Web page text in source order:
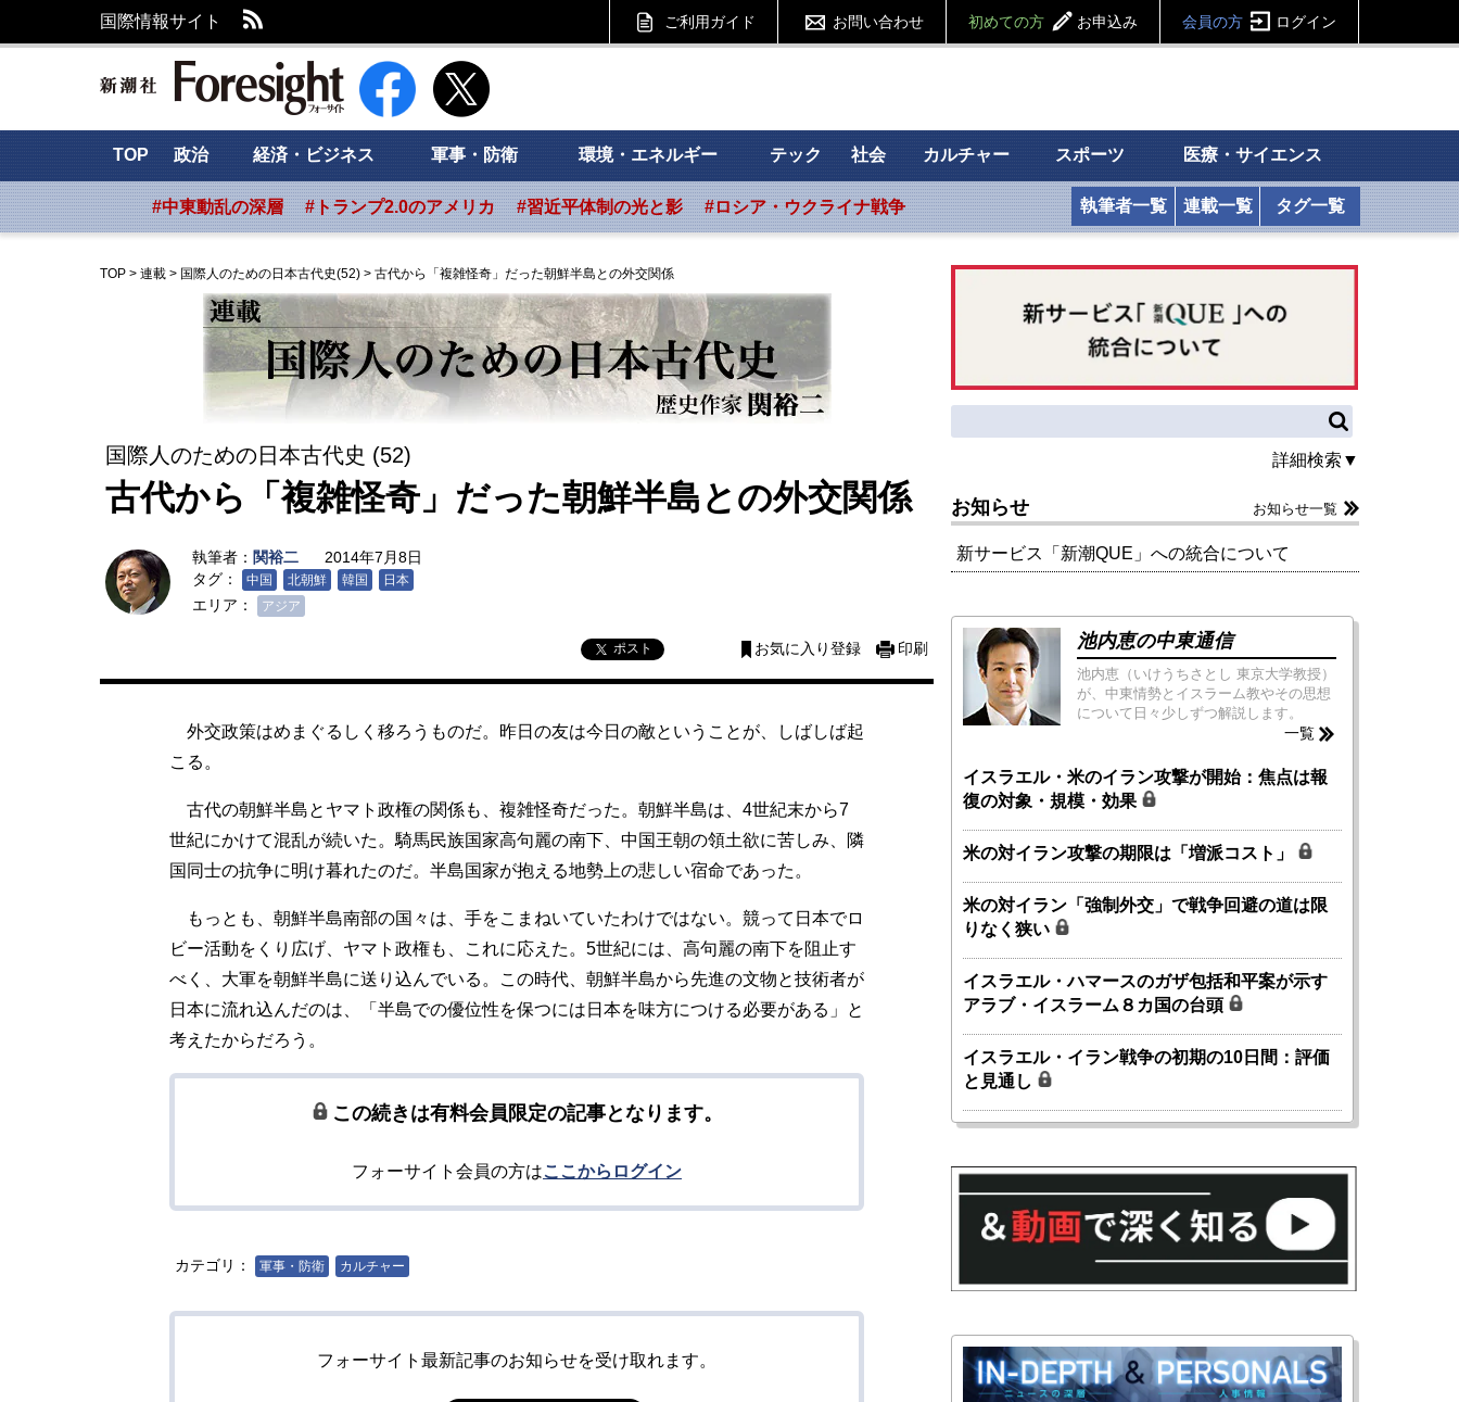
国際情報サイト ご利用ガイド お問い合わせ 初めての方 お申込み 会員の方 ログイン
新潮社 Foresight フォーサイト
TOP 政治 経済・ビジネス 軍事・防衛 環境・エネルギー テック 社会 カルチャー スポーツ 医療・サイエンス
#中東動乱の深層 #トランプ2.0のアメリカ #習近平体制の光と影 #ロシア・ウクライナ戦争 執筆者一覧 連載一覧 タグ一覧
TOP > 連載 > 国際人のための日本古代史(52) > 古代から「複雑怪奇」だった朝鮮半島との外交関係
国際人のための日本古代史 (52)
古代から「複雑怪奇」だった朝鮮半島との外交関係
執筆者： 関裕二
2014年7月8日
タグ：
中国 北朝鮮 韓国 日本
エリア： アジア
ポスト お気に入り登録 印刷
外交政策はめまぐるしく移ろうものだ。昨日の友は今日の敵ということが、しばしば起
こる。
古代の朝鮮半島とヤマト政権の関係も、複雑怪奇だった。朝鮮半島は、4世紀末から7
世紀にかけて混乱が続いた。騎馬民族国家高句麗の南下、中国王朝の領土欲に苦しみ、隣
国同士の抗争に明け暮れたのだ。半島国家が抱える地勢上の悲しい宿命であった。
もっとも、朝鮮半島南部の国々は、手をこまねいていたわけではない。競って日本でロ
ビー活動をくり広げ、ヤマト政権も、これに応えた。5世紀には、高句麗の南下を阻止す
べく、大軍を朝鮮半島に送り込んでいる。この時代、朝鮮半島から先進の文物と技術者が
日本に流れ込んだのは、「半島での優位性を保つには日本を味方につける必要がある」と
考えたからだろう。
この続きは有料会員限定の記事となります。
フォーサイト会員の方はここからログイン
カテゴリ： 軍事・防衛 カルチャー
フォーサイト最新記事のお知らせを受け取れます。
詳細検索▼
お知らせ お知らせ一覧
新サービス「新潮QUE」への統合について
池内恵の中東通信
池内恵（いけうちさとし 東京大学教授）
が、中東情勢とイスラーム教やその思想
について日々少しずつ解説します。
一覧
イスラエル・米のイラン攻撃が開始：焦点は報
復の対象・規模・効果
米の対イラン攻撃の期限は「増派コスト」
米の対イラン「強制外交」で戦争回避の道は限
りなく狭い
イスラエル・ハマースのガザ包括和平案が示す
アラブ・イスラーム８カ国の台頭
イスラエル・イラン戦争の初期の10日間：評価
と見通し